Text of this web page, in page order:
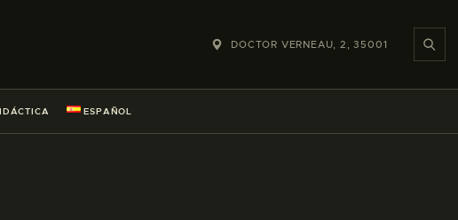
DOCTOR VERNEAU, 2, 35001
ESPAÑOL